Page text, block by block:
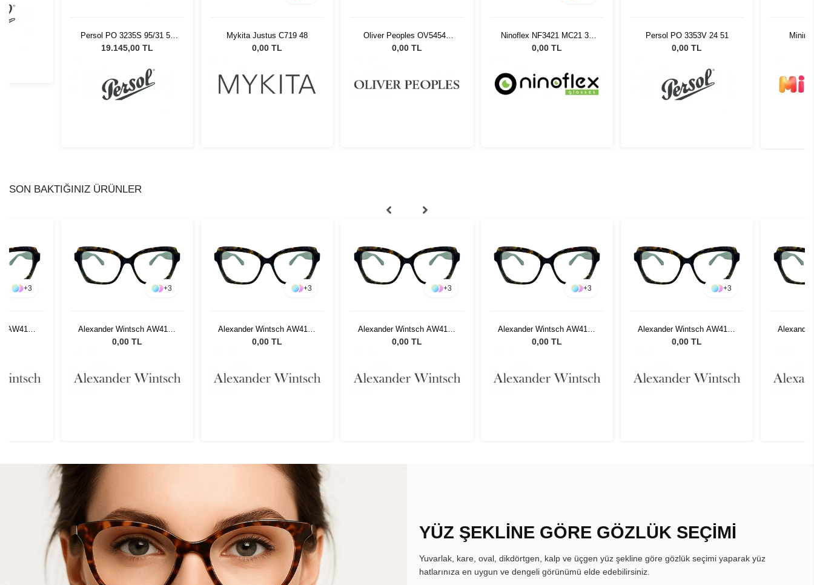
Persol PO 3235S 95/31 55
Unisex Güneş Gözlüğü
19.145,00 TL
Mykita Justus C719 48
0,00 TL
Oliver Peoples OV5454U
1132 48
0,00 TL
Ninoflex NF3421 MC21 38
14 128
0,00 TL
Persol PO 3353V 24 51
0,00 TL
SON BAKTIĞINIZ ÜRÜNLER
+3
AW4125
+3
Alexander Wintsch AW4125
C2
0,00 TL
+3
Alexander Wintsch AW4125
C2
0,00 TL
+3
Alexander Wintsch AW4125
C2
0,00 TL
+3
Alexander Wintsch AW4125
C2
0,00 TL
+3
Alexander Wintsch AW4125
C2
0,00 TL
YÜZ ŞEKLİNE GÖRE GÖZLÜK SEÇİMİ
Yuvarlak, kare, oval, dikdörtgen, kalp ve üçgen yüz şekline göre gözlük seçimi yaparak yüz
hatlarınıza en uygun ve dengeli görünümü elde edebilirsiniz.